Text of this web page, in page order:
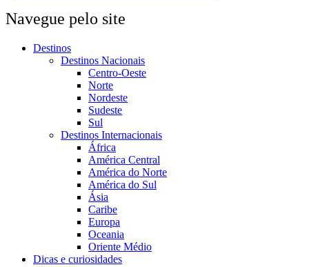
Navegue pelo site
Destinos
Destinos Nacionais
Centro-Oeste
Norte
Nordeste
Sudeste
Sul
Destinos Internacionais
África
América Central
América do Norte
América do Sul
Ásia
Caribe
Europa
Oceania
Oriente Médio
Dicas e curiosidades